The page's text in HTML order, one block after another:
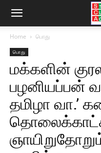
Home பொது
பொது
மக்களின்
பழனியப்பன்
தமிழா வா.’